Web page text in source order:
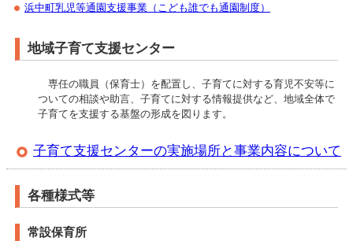
浜中町乳児等通園支援事業（こども誰でも通園制度）
地域子育て支援センター
専任の職員（保育士）を配置し、子育てに対する育児不安等に
ついての相談や助言、子育てに対する情報提供など、地域全体で
子育てを支援する基盤の形成を図ります。
子育て支援センターの実施場所と事業内容について
各種様式等
常設保育所